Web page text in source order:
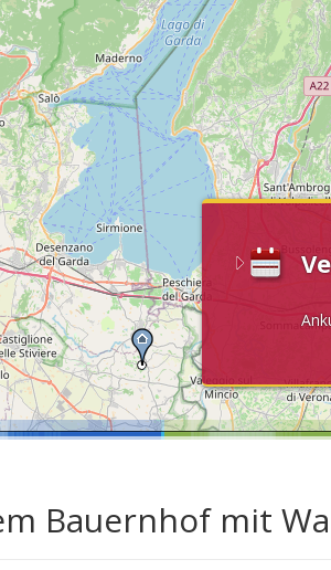
Bauernhof mit